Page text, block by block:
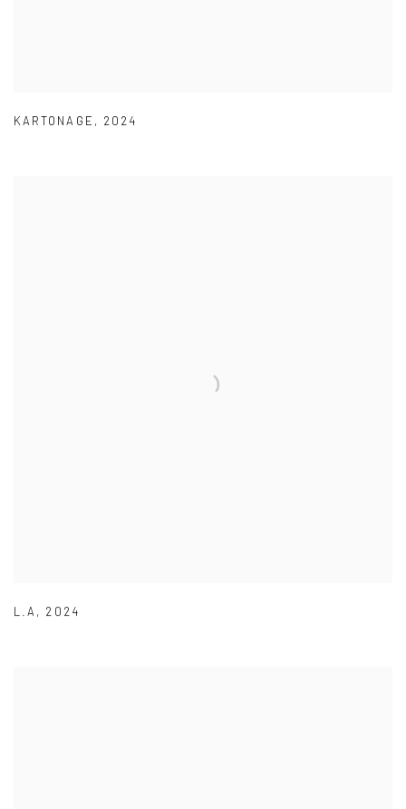
KARTONAGE , 2024
L.A , 2024